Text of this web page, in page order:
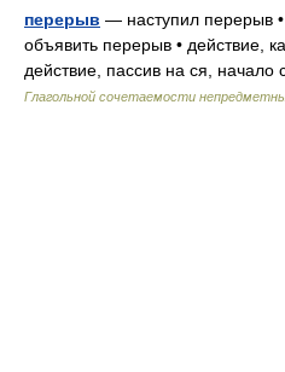
перерыв — наступил перерыв •
объявить перерыв • действие,
действие, пассив на ся,
Глагольной сочетаемости